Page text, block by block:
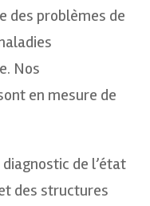
des problèmes de
Nos
en mesure de
de l’état
des structures